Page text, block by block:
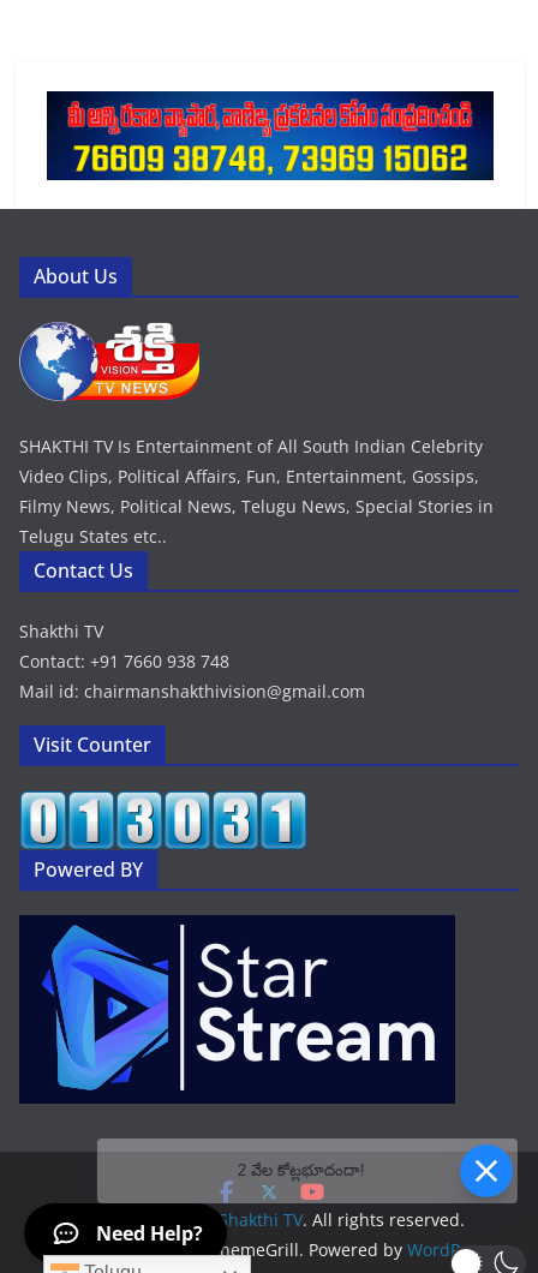
About Us
SHAKTHI TV Is Entertainment of All South Indian Celebrity
Video Clips, Political Affairs, Fun, Entertainment, Gossips,
Filmy News, Political News, Telugu News, Special Stories in
Telugu States etc..
Contact Us
Shakthi TV
Contact: +91 7660 938 748
Mail id: chairmanshakthivision@gmail.com
Visit Counter
Powered BY
Copyright © 2026 Shakthi TV. All rights reserved.
Theme:ColorMagby ThemeGrill. Powered by WordPress .
Need Help?
2 వేల కోట్లభూదందా!